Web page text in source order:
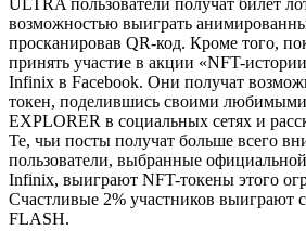
ULTRA пользователи получат билет
возможностью выиграть
просканировав QR-код. Кроме того,
принять участие в акции «NFT-
Infinix в Facebook. Они получат
токен, поделившись своими
EXPLORER в социальных сетях и
Те, чьи посты получат больше всего
пользователи, выбранные
Infinix, выиграют NFT-токены этого
Счастливые 2% участников выиграют
FLASH.